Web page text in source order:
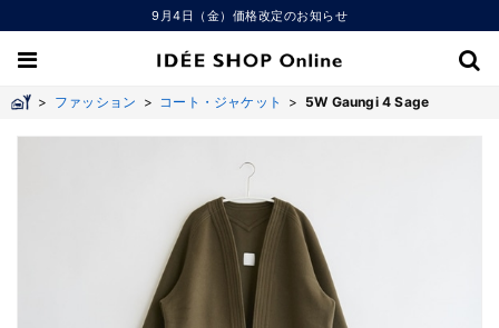
9月4日（金）価格改定のお知らせ
> ファッション > コート・ジャケット > 5W Gaungi 4 Sage